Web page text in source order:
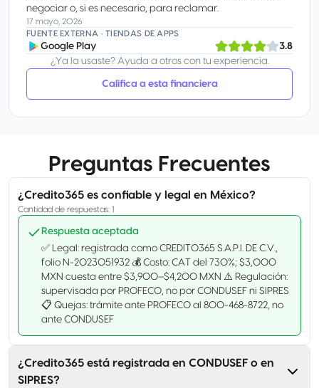
negociar o, si es necesario, para reclamar.
17 mayo, 2026
FUENTE EXTERNA · TIENDAS DE APPS
Google Play
3.8
¿Ya la usaste? Ayuda a otros con tu experiencia.
Califica a esta financiera
Preguntas Frecuentes
¿Credito365 es confiable y legal en México?
Cantidad de respuestas: 1
Respuesta aceptada
✅ Legal: registrada como CREDITO365 S.A.P.I. DE C.V.,
folio N-2023051932 💰 Costo: CAT del 730%; $3,000
MXN cuesta entre $3,900–$4,200 MXN ⚠️ Regulación:
supervisada por PROFECO, no por CONDUSEF ni SIPRES
📋 Quejas: trámite ante PROFECO al 800-468-8722, no
ante CONDUSEF
¿Credito365 está registrada en CONDUSEF o en
SIPRES?